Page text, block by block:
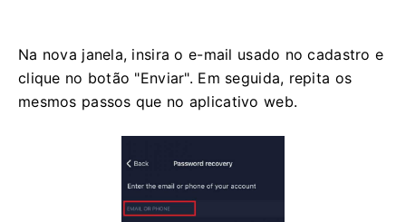
Na nova janela, insira o e-mail usado no cadastro e
clique no botão "Enviar". Em seguida, repita os
mesmos passos que no aplicativo web.